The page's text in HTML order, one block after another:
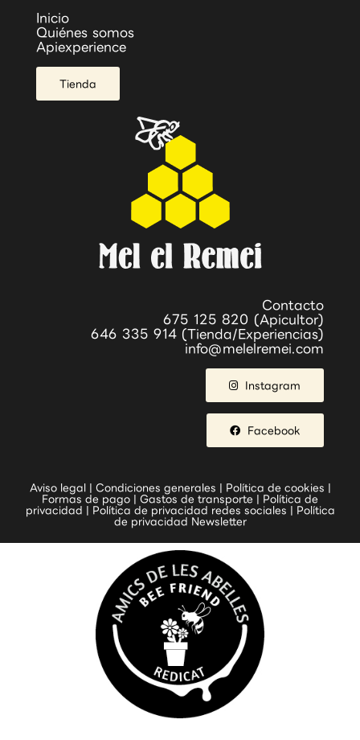
Inicio
Quiénes somos
Apiexperience
Tienda
Contacto
675 125 820 (Apicultor)
646 335 914 (Tienda/Experiencias)
info@melelremei.com
Instagram
Facebook
Aviso legal| Condiciones generales | Política de cookies |
Formas de pago | Gastos de transporte | Política de
privacidad | Política de privacidad redes sociales | Política
de privacidad Newsletter